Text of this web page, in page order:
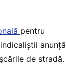
pentru
anunţă
de stradă.